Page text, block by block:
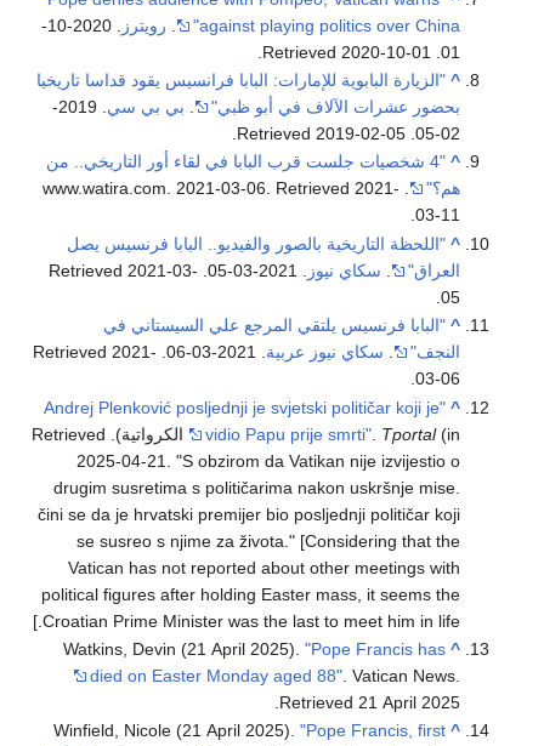
against playing politics over China"
رويترز
. 2020-10-
01
. Retrieved
2020-10-01
^ "الزيارة البابوية للإمارات: البابا فرانسيس يقود قداسا تاريخيا
بحضور عشرات الآلاف في أبو ظبي"
بي بي سي
. 2019-
02-05
. Retrieved
2019-02-05
^
"4 شخصيات جلست قرب البابا في لقاء أور التاريخي.. من
هم؟"
. www.watira.com. 2021-03-06
. Retrieved2021-
03-11
.
^ "اللحظة التاريخية بالصور والفيديو.. البابا فرنسيس يصل
العراق"
سكاي نيوز . Retrieved
2021-03-
05
.
^ "البابا فرنسيس يلتقي المرجع علي السيستاني في
النجف"
سكاي نيوز عربية . Retrieved
2021-
03-06
.
^
"Andrej Plenković posljednji je svjetski političar koji je
vidio Papu prije smrti" Tportal(in الكرواتية)
. Retrieved
2025-04-21
. S obzirom da Vatikan nije izvijestio o
drugim susretima s političarima nakon uskršnje mise.
čini se da je hrvatski premijer bio posljednji političar koji
se susreo s njime za života.
[Considering that the
Vatican has not reported about other meetings with
political figures after holding Easter mass, it seems the
Croatian Prime Minister was the last to meet him in life.]
^
Watkins, Devin (21 April 2025)."Pope Francis has
died on Easter Monday aged 88" . Vatican News
Retrieved 21 April 2025
^
Winfield, Nicole (21 April 2025)."Pope Francis, first